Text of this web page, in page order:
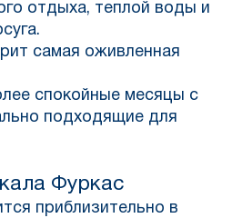
отдыха, теплой воды и
самая оживленная
спокойные месяцы с
подходящие для
Фуркас
приблизительно в